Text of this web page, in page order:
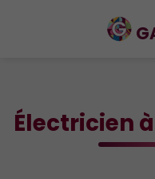
Électricien